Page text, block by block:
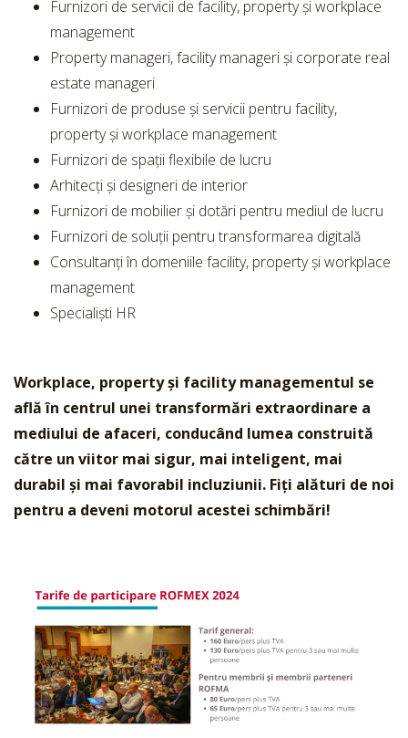
Furnizori de servicii de facility, property și workplace
management
Property manageri, facility manageri și corporate real
estate manageri
Furnizori de produse și servicii pentru facility,
property și workplace management
Furnizori de spații flexibile de lucru
Arhitecți și designeri de interior
Furnizori de mobilier și dotări pentru mediul de lucru
Furnizori de soluții pentru transformarea digitală
Consultanți în domeniile facility, property și workplace
management
Specialiști HR
Workplace, property și facility managementul se
află în centrul unei transformări extraordinare a
mediului de afaceri, conducând lumea construită
către un viitor mai sigur, mai inteligent, mai
durabil și mai favorabil incluziunii. Fiți alături de noi
pentru a deveni motorul acestei schimbări!